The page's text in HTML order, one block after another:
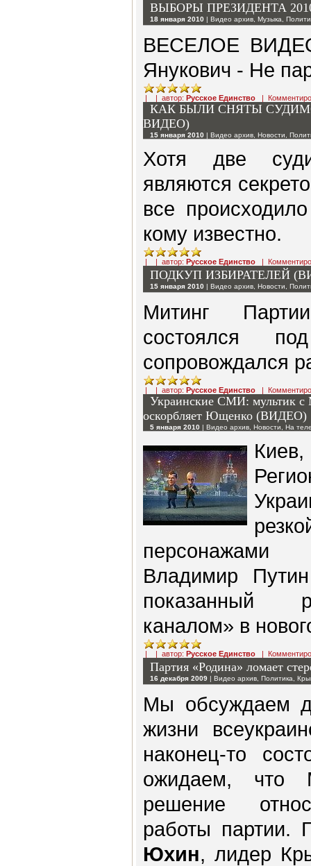
ВЫБОРЫ ПРЕЗИДЕНТА
18 января 2010 | Видео архив Музыка
ВЕСЕЛОЕ
Янукович - Не
| | автор: Русское Единство |
КАК БЫЛИ СНЯТЫ
ВИДЕО)
15 января 2010 | Видео архив Новости
Хотя две
являются
все
кому известно.
| | автор: Русское Единство |
ПОДКУП ИЗБИРАТЕЛЕЙ
15 января 2010 | Видео архив Новости
Митинг
состоялся
сопровождался
| | автор: Русское Единство |
Украинские СМИ: мультик
оскорбляет Ющенко (ВИДЕО)
5 января 2010 | Видео архив Новости На
персонажами
Владимир
показанный
каналом» в
| | автор: Русское Единство |
Партия «Родина» ломает
16 декабря 2009 | Видео архив Политика
Мы обсуждаем
жизни
наконец-то
ожидаем, что
решение
работы партии.
Юхин, лидер